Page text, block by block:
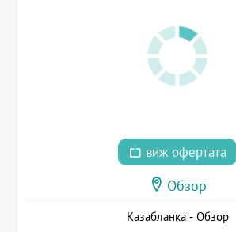
виж офертата
Обзор
Казабланка - Обзор